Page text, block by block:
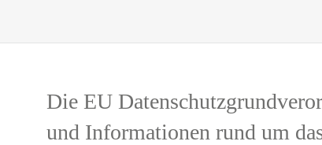
Die EU
und Informationen rund um